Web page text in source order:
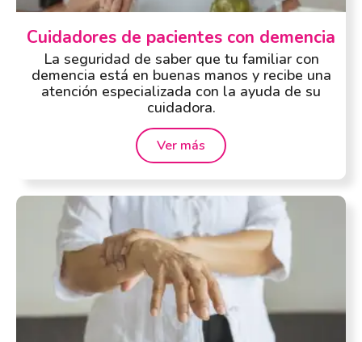
Cuidadores de pacientes con demencia
La seguridad de saber que tu familiar con
demencia está en buenas manos y recibe una
atención especializada con la ayuda de su
cuidadora.
Ver más